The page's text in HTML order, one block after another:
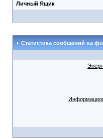
Личный Ящик
Статистика сообщений на